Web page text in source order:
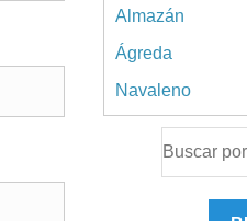
Almazán
Ágreda
Navaleno
Ciudad de Osma